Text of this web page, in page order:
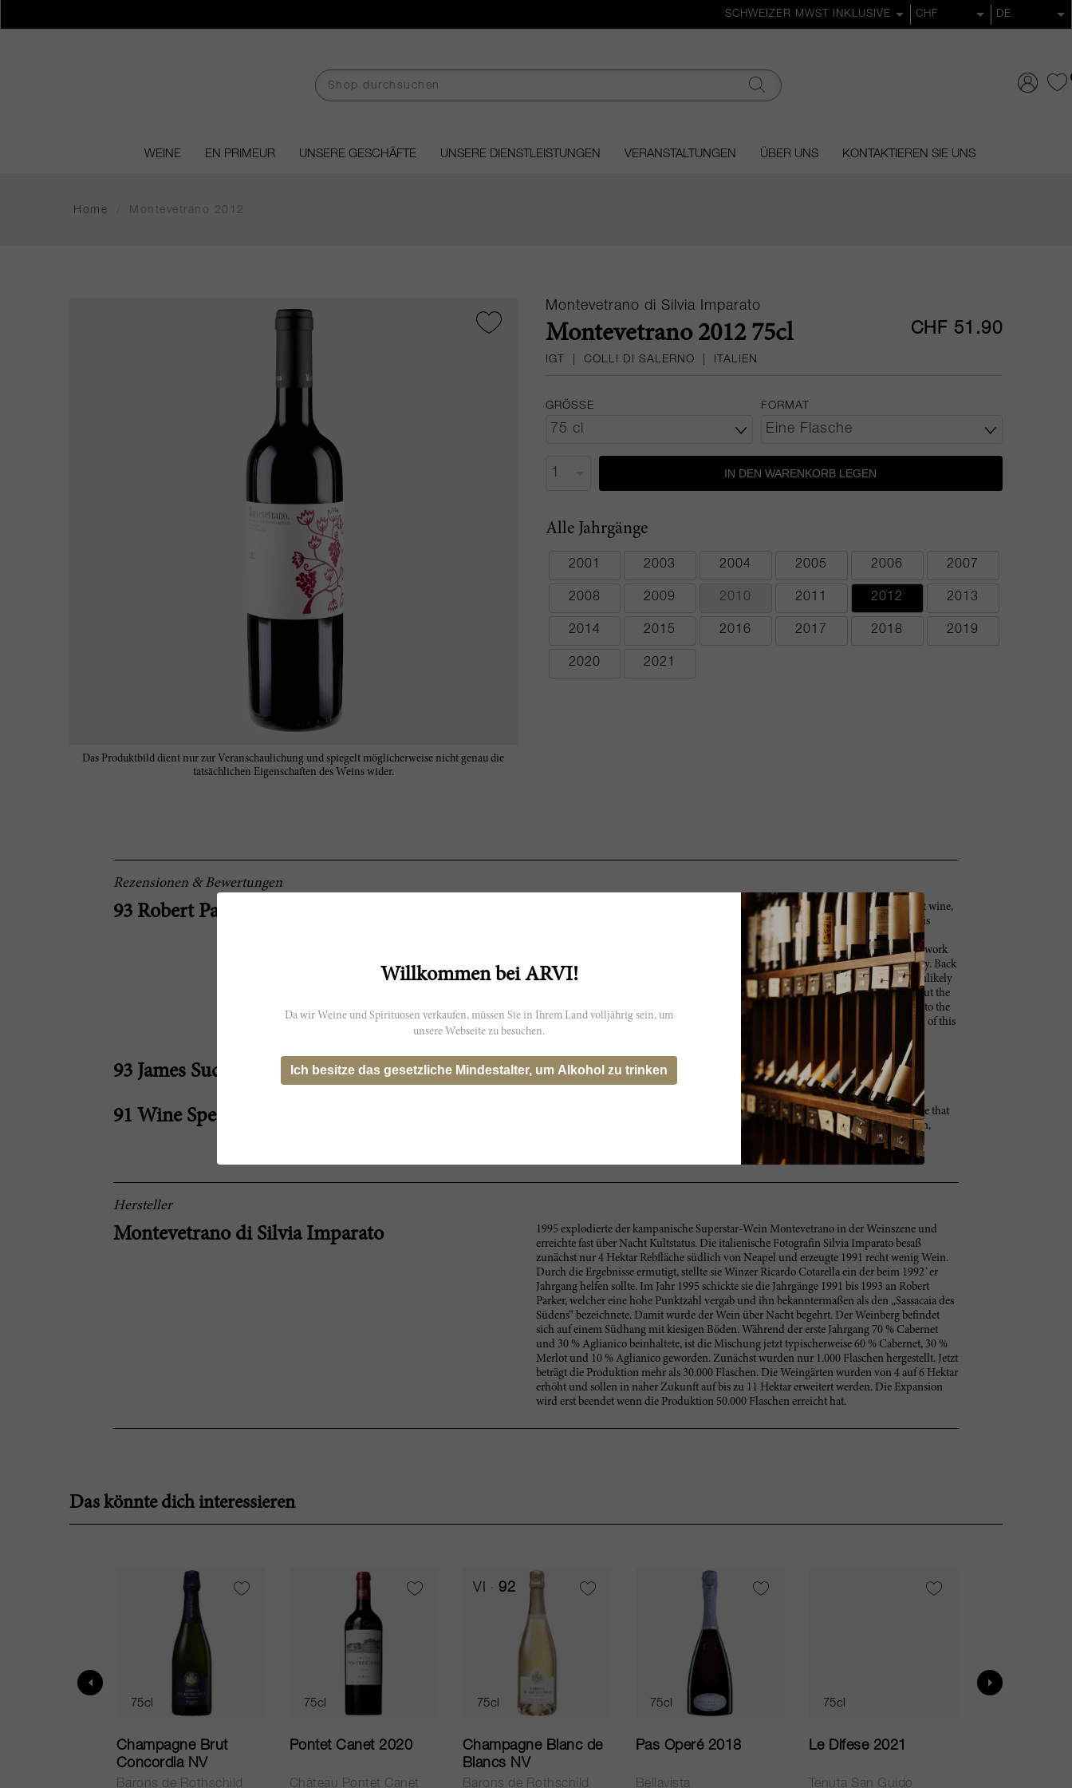
WEINE EN PRIMEUR UNSERE GESCHÄFTE UNSERE DIENSTLEISTUNGEN VERANSTALTUNGEN ÜBER UNS KONTAKTIEREN SIE UNS
Home Montevetrano 2012
Das Produktbild dient nur zur Veranschaulichung und spiegelt möglicherweise nicht genau die
tatsächlichen Eigenschaften des Weins wider.
Montevetrano di Silvia Imparato
Montevetrano 2012 75cl
IGT COLLI DI SALERNO ITALIEN
CHF 51.90
GRÖSSE FORMAT
IN DEN WARENKORB LEGEN
Alle Jahrgänge
2001 2003 2004 2005 2006 2007
2008 2009 2010 2011 2012 2013
2014 2015 2016 2017 2018 2019
2020 2021
Rezensionen & Bewertungen
93 Robert Parker
The 2012 Montevetrano has evidently embraced the heat of this warm summer season. This is a dark and exuberant wine,
with bold fruit flavors of black cherry, spice, leather and chocolate that pop with intensity from the glass. The effect is
seamless, soft and fully integrated. The wine shows a riper taste profile, for sure, that offers pleasure and opulence.
<br/>The delightful and inspirational Silvia Imparato is a larger-than-life figure on the Campania wine scene. Her work
with Consulting Enologist Riccardo Cotarella over the years has forever raised the bar on the region's vinous identity. Back
with her first vintage of Montevetrano in 1991, she proved that great wines could be made here (especially in the unlikely
Salerno area south of Naples where few other wineries exist). Percentages change according to vintage conditions, but the
estate's namesake wine is usually a blend of 50% Cabernet Sauvignon, 30% Aglianico and 20% Merlot. On my visit to the
beautiful estate, Silvia Imparato generously offered to open a few back vintages so that we could check the evolution of this
iconic wine.
93 James Suckling
A velvety-textured red with lots of dried-fruit, hazelnut and walnut undertones. Full and flavorful but rich and
chocolatey. This is just a baby now. Needs three or four years to soften: better in 2017.
91 Wine Spectator
Brimming with dark cassis and black cherry fruit, this elegant red offers polished tannins and a finely meshed palate that
layers the pure fruit with accents of dried thyme, graphite, rich leather, smoke and loamy earth. Cabernet Sauvignon,
Hersteller
Montevetrano di Silvia Imparato
1995 explodierte der kampanische Superstar-Wein Montevetrano in der Weinszene und
erreichte fast über Nacht Kultstatus. Die italienische Fotografin Silvia Imparato besaß
zunächst nur 4 Hektar Rebfläche südlich von Neapel und erzeugte 1991 recht wenig Wein.
Durch die Ergebnisse ermutigt, stellte sie Winzer Ricardo Cotarella ein der beim 1992`er
Jahrgang helfen sollte. Im Jahr 1995 schickte sie die Jahrgänge 1991 bis 1993 an Robert
Parker, welcher eine hohe Punktzahl vergab und ihn bekanntermaßen als den „Sassacaia des
Südens“ bezeichnete. Damit wurde der Wein über Nacht begehrt. Der Weinberg befindet
sich auf einem Südhang mit kiesigen Böden. Während der erste Jahrgang 70 % Cabernet
und 30 % Aglianico beinhaltete, ist die Mischung jetzt typischerweise 60 % Cabernet, 30 %
Merlot und 10 % Aglianico geworden. Zunächst wurden nur 1.000 Flaschen hergestellt. Jetzt
beträgt die Produktion mehr als 30.000 Flaschen. Die Weingärten wurden von 4 auf 6 Hektar
erhöht und sollen in naher Zukunft auf bis zu 11 Hektar erweitert werden. Die Expansion
wird erst beendet wenn die Produktion 50.000 Flaschen erreicht hat.
Das könnte dich interessieren
75cl
Champagne Brut
Concordia NV
Barons de Rothschild
75cl
Pontet Canet 2020
Château Pontet Canet
VI 92
75cl
Champagne Blanc de
Blancs NV
Barons de Rothschild
75cl
Pas Operé 2018
Bellavista
75cl
Le Difese 2021
Tenuta San Guido
Willkommen bei ARVI!
Da wir Weine und Spirituosen verkaufen, müssen Sie in Ihrem Land volljährig sein, um
unsere Webseite zu besuchen.
Ich besitze das gesetzliche Mindestalter, um Alkohol zu trinken